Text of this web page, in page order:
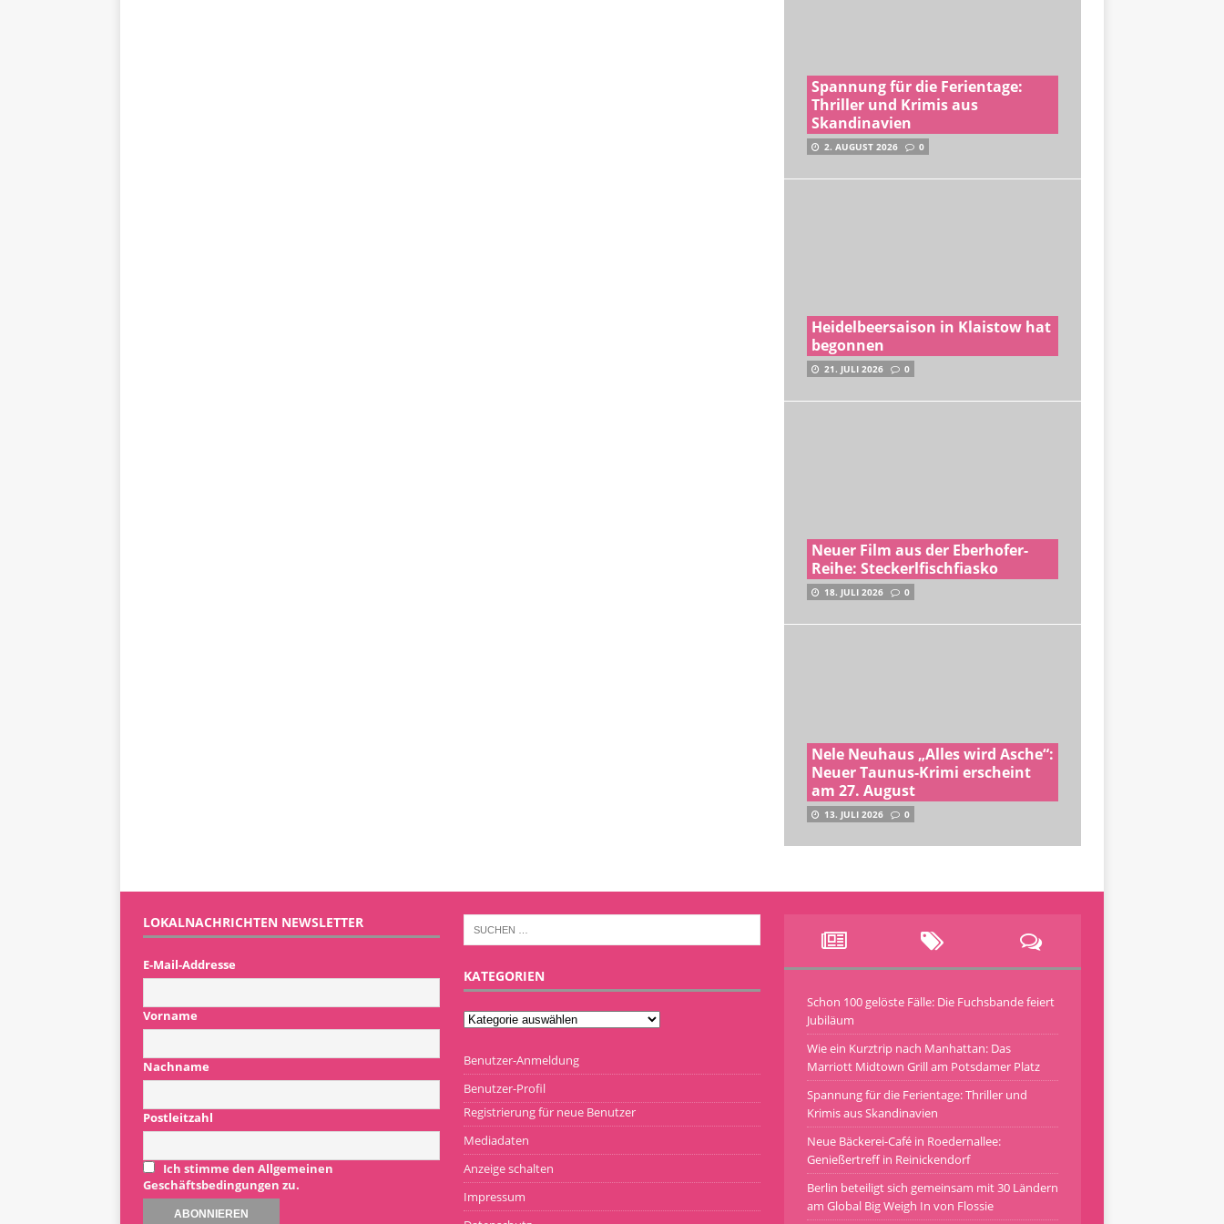
Spannung für die Ferientage:
Thriller und Krimis aus
Skandinavien
2. AUGUST 2026 0
Heidelbeersaison in Klaistow hat
begonnen
21. JULI 2026 0
Neuer Film aus der Eberhofer-
Reihe: Steckerlfischfiasko
18. JULI 2026 0
Nele Neuhaus „Alles wird Asche“:
Neuer Taunus-Krimi erscheint
am 27. August
13. JULI 2026 0
LOKALNACHRICHTEN NEWSLETTER
E-Mail-Addresse
Vorname
Nachname
Postleitzahl
Ich stimme den Allgemeinen
Geschäftsbedingungen zu.
KATEGORIEN
Benutzer-Anmeldung
Benutzer-Profil
Registrierung für neue Benutzer
Mediadaten
Anzeige schalten
Impressum
Schon 100 gelöste Fälle: Die Fuchsbande feiert
Jubiläum
Wie ein Kurztrip nach Manhattan: Das
Marriott Midtown Grill am Potsdamer Platz
Spannung für die Ferientage: Thriller und
Krimis aus Skandinavien
Neue Bäckerei-Café in Roedernallee:
Genießertreff in Reinickendorf
Berlin beteiligt sich gemeinsam mit 30 Ländern
am Global Big Weigh In von Flossie